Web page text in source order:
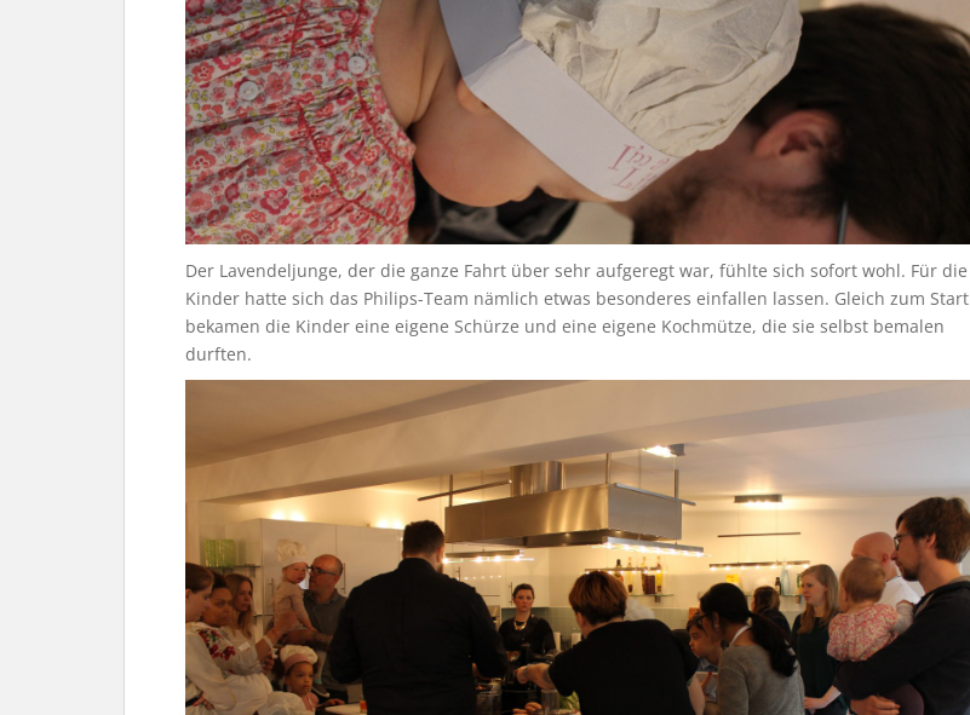
Der Lavendeljunge, der die ganze Fahrt über sehr aufgeregt war, fühlte sich sofort wohl. Für die
Kinder hatte sich das Philips-Team nämlich etwas besonderes einfallen lassen. Gleich zum Start
bekamen die Kinder eine eigene Schürze und eine eigene Kochmütze, die sie selbst bemalen
durften.